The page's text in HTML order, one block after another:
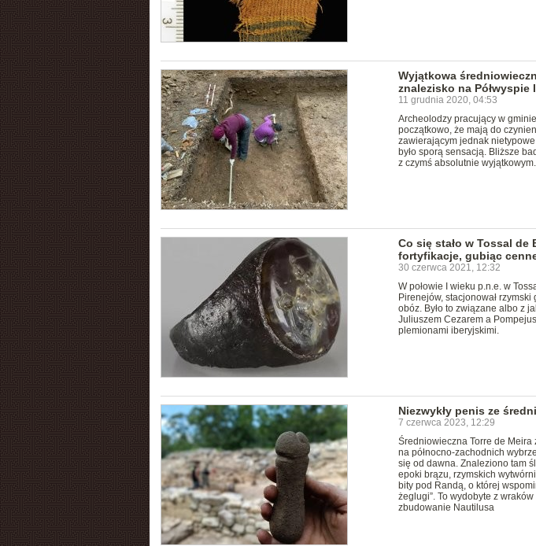
Wyjątkowa
znalezisko na Półwyspie
11 grudnia 2020, 04:53
Archeolodzy pracujący w
początkowo, że mają do
zawierającym jednak
było sporą sensacją. Bliższe
z czymś absolutnie wyjątkowym.
Co się stało w Tossal de
fortyfikacje, gubiąc
30 czerwca 2021, 12:32
W połowie I wieku p.n.e. w
Pirenejów, stacjonował
obóz. Było to związane albo z
Juliuszem Cezarem a
plemionami iberyjskimi.
Niezwykły penis ze
7 czerwca 2023, 12:29
Średniowieczna Torre de
na północno-zachodnich
się od dawna. Znaleziono tam
epoki brązu, rzymskich
bity pod Randą, o której
żeglugi”. To wydobyte z
zbudowanie Nautilusa